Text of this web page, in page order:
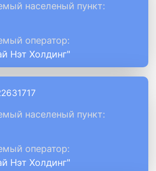
населеный пункт:
оператор:
Нэт Холдинг"
населеный пункт:
оператор:
Нэт Холдинг"